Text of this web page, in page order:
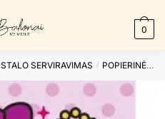
0
STALO SERVIRAVIMAS / POPIERINĖS SERVETĖLĖS